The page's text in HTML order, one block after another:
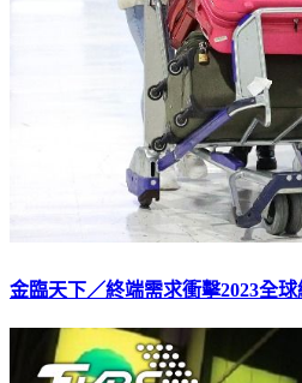
金臨天下／終端需求衝擊2023全